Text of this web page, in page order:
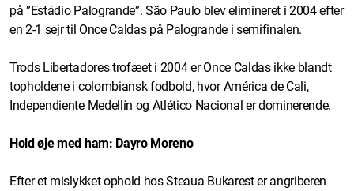
på ”Estádio Palogrande”. São Paulo blev elimineret i 2004 efter
en 2-1 sejr til Once Caldas på Palogrande i semifinalen.
Trods Libertadores trofæet i 2004 er Once Caldas ikke blandt
topholdene i colombiansk fodbold, hvor América de Cali,
Independiente Medellín og Atlético Nacional er dominerende.
Hold øje med ham: Dayro Moreno
Efter et mislykket ophold hos Steaua Bukarest er angriberen